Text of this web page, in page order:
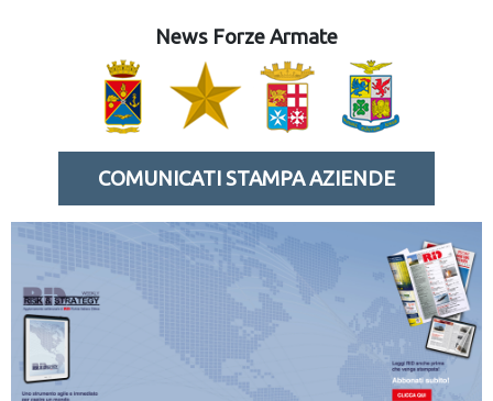
News Forze Armate
COMUNICATI STAMPA AZIENDE